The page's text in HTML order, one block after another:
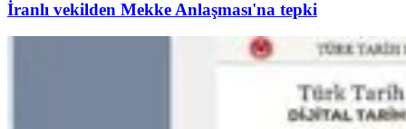
İranlı vekilden Mekke Anlaşması'na tepki